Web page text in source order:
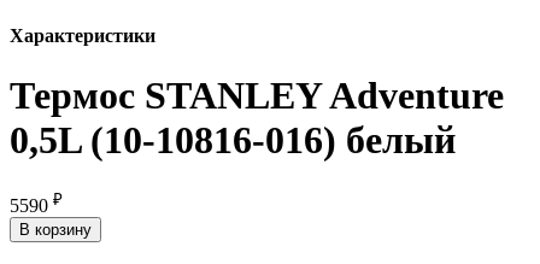
Характеристики
Термос STANLEY Adventure
0,5L (10-10816-016) белый
5590 ₽
В корзину